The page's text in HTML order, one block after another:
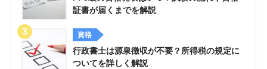
証書が届くまでを解説
資格
行政書士は源泉徴収が不要？所得税の規定に
ついてを詳しく解説